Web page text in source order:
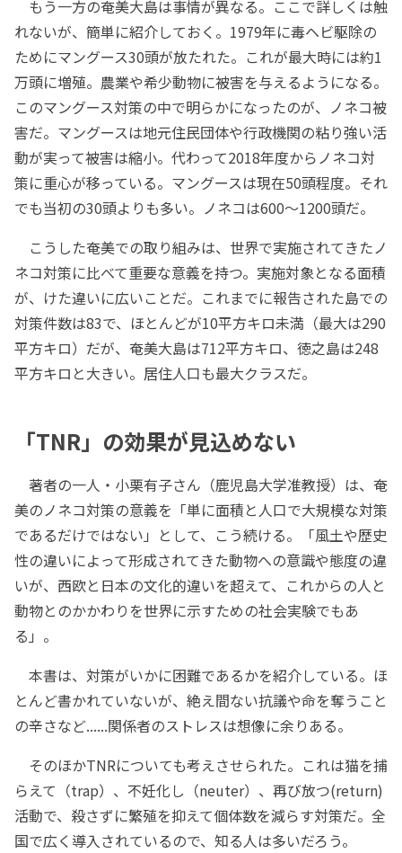
もう一方の奄美大島は事情が異なる。ここで詳しくは触
れないが、簡単に紹介しておく。1979年に毒ヘビ駆除の
ためにマングース30頭が放たれた。これが最大時には約1
万頭に増殖。農業や希少動物に被害を与えるようになる。
このマングース対策の中で明らかになったのが、ノネコ被
害だ。マングースは地元住民団体や行政機関の粘り強い活
動が実って被害は縮小。代わって2018年度からノネコ対
策に重心が移っている。マングースは現在50頭程度。それ
でも当初の30頭よりも多い。ノネコは600～1200頭だ。
こうした奄美での取り組みは、世界で実施されてきたノ
ネコ対策に比べて重要な意義を持つ。実施対象となる面積
が、けた違いに広いことだ。これまでに報告された島での
対策件数は83で、ほとんどが10平方キロ未満（最大は290
平方キロ）だが、奄美大島は712平方キロ、徳之島は248
平方キロと大きい。居住人口も最大クラスだ。
「TNR」の効果が見込めない
著者の一人・小栗有子さん（鹿児島大学准教授）は、奄
美のノネコ対策の意義を「単に面積と人口で大規模な対策
であるだけではない」として、こう続ける。「風土や歴史
性の違いによって形成されてきた動物への意識や態度の違
いが、西欧と日本の文化的違いを超えて、これからの人と
動物とのかかわりを世界に示すための社会実験でもあ
る」。
本書は、対策がいかに困難であるかを紹介している。ほ
とんど書かれていないが、絶え間ない抗議や命を奪うこと
の辛さなど......関係者のストレスは想像に余りある。
そのほかTNRについても考えさせられた。これは猫を捕
らえて（trap）、不妊化し（neuter）、再び放つ(return)
活動で、殺さずに繁殖を抑えて個体数を減らす対策だ。全
国で広く導入されているので、知る人は多いだろう。